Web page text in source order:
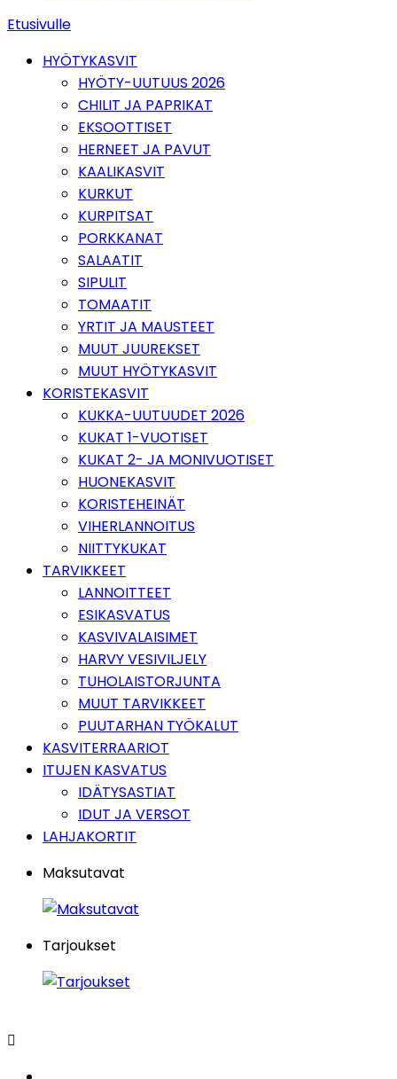
Etusivulle
HYÖTYKASVIT
HYÖTY-UUTUUS 2026
CHILIT JA PAPRIKAT
EKSOOTTISET
HERNEET JA PAVUT
KAALIKASVIT
KURKUT
KURPITSAT
PORKKANAT
SALAATIT
SIPULIT
TOMAATIT
YRTIT JA MAUSTEET
MUUT JUUREKSET
MUUT HYÖTYKASVIT
KORISTEKASVIT
KUKKA-UUTUUDET 2026
KUKAT 1-VUOTISET
KUKAT 2- JA MONIVUOTISET
HUONEKASVIT
KORISTEHEINÄT
VIHERLANNOITUS
NIITTYKUKAT
TARVIKKEET
LANNOITTEET
ESIKASVATUS
KASVIVALAISIMET
HARVY VESIVILJELY
TUHOLAISTORJUNTA
MUUT TARVIKKEET
PUUTARHAN TYÖKALUT
KASVITERRAARIOT
ITUJEN KASVATUS
IDÄTYSASTIAT
IDUT JA VERSOT
LAHJAKORTIT
Maksutavat
Tarjoukset
